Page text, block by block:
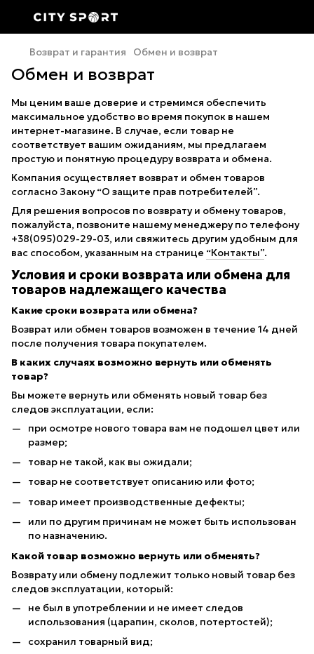
Возврат и гарантия Обмен и возврат
Обмен и возврат
Мы ценим ваше доверие и стремимся обеспечить
максимальное удобство во время покупок в нашем
интернет-магазине. В случае, если товар не
соответствует вашим ожиданиям, мы предлагаем
простую и понятную процедуру возврата и обмена.
Компания осуществляет возврат и обмен товаров
согласно Закону “О защите прав потребителей”.
Для решения вопросов по возврату и обмену товаров,
пожалуйста, позвоните нашему менеджеру по телефону
+38(095)029-29-03, или свяжитесь другим удобным для
вас способом, указанным на странице “Контакты”.
Условия и сроки возврата или обмена для
товаров надлежащего качества
Какие сроки возврата или обмена?
Возврат или обмен товаров возможен в течение 14 дней
после получения товара покупателем.
В каких случаях возможно вернуть или обменять
товар?
Вы можете вернуть или обменять новый товар без
следов эксплуатации, если:
при осмотре нового товара вам не подошел цвет или
размер;
товар не такой, как вы ожидали;
товар не соответствует описанию или фото;
товар имеет производственные дефекты;
или по другим причинам не может быть использован
по назначению.
Какой товар возможно вернуть или обменять?
Возврату или обмену подлежит только новый товар без
следов эксплуатации, который:
не был в употреблении и не имеет следов
использования (царапин, сколов, потертостей);
сохранил товарный вид;